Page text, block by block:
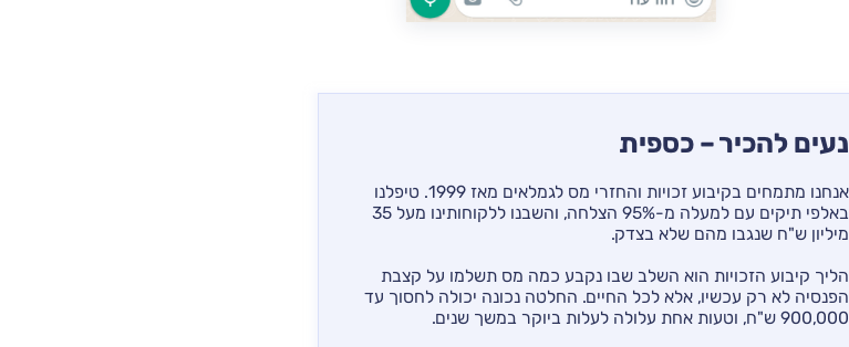
נעים להכיר – כספית
אנחנו מתמחים בקיבוע זכויות והחזרי מס לגמלאים מאז 1999. טיפלנו
באלפי תיקים עם למעלה מ-95% הצלחה, והשבנו ללקוחותינו מעל 35
מיליון ש"ח שנגבו מהם שלא בצדק.
הליך קיבוע הזכויות הוא השלב שבו נקבע כמה מס תשלמו על קצבת
הפנסיה לא רק עכשיו, אלא לכל החיים. החלטה נכונה יכולה לחסוך עד
900,000 ש"ח, וטעות אחת עלולה לעלות ביוקר במשך שנים.